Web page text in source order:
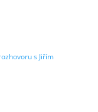
s Jiřím